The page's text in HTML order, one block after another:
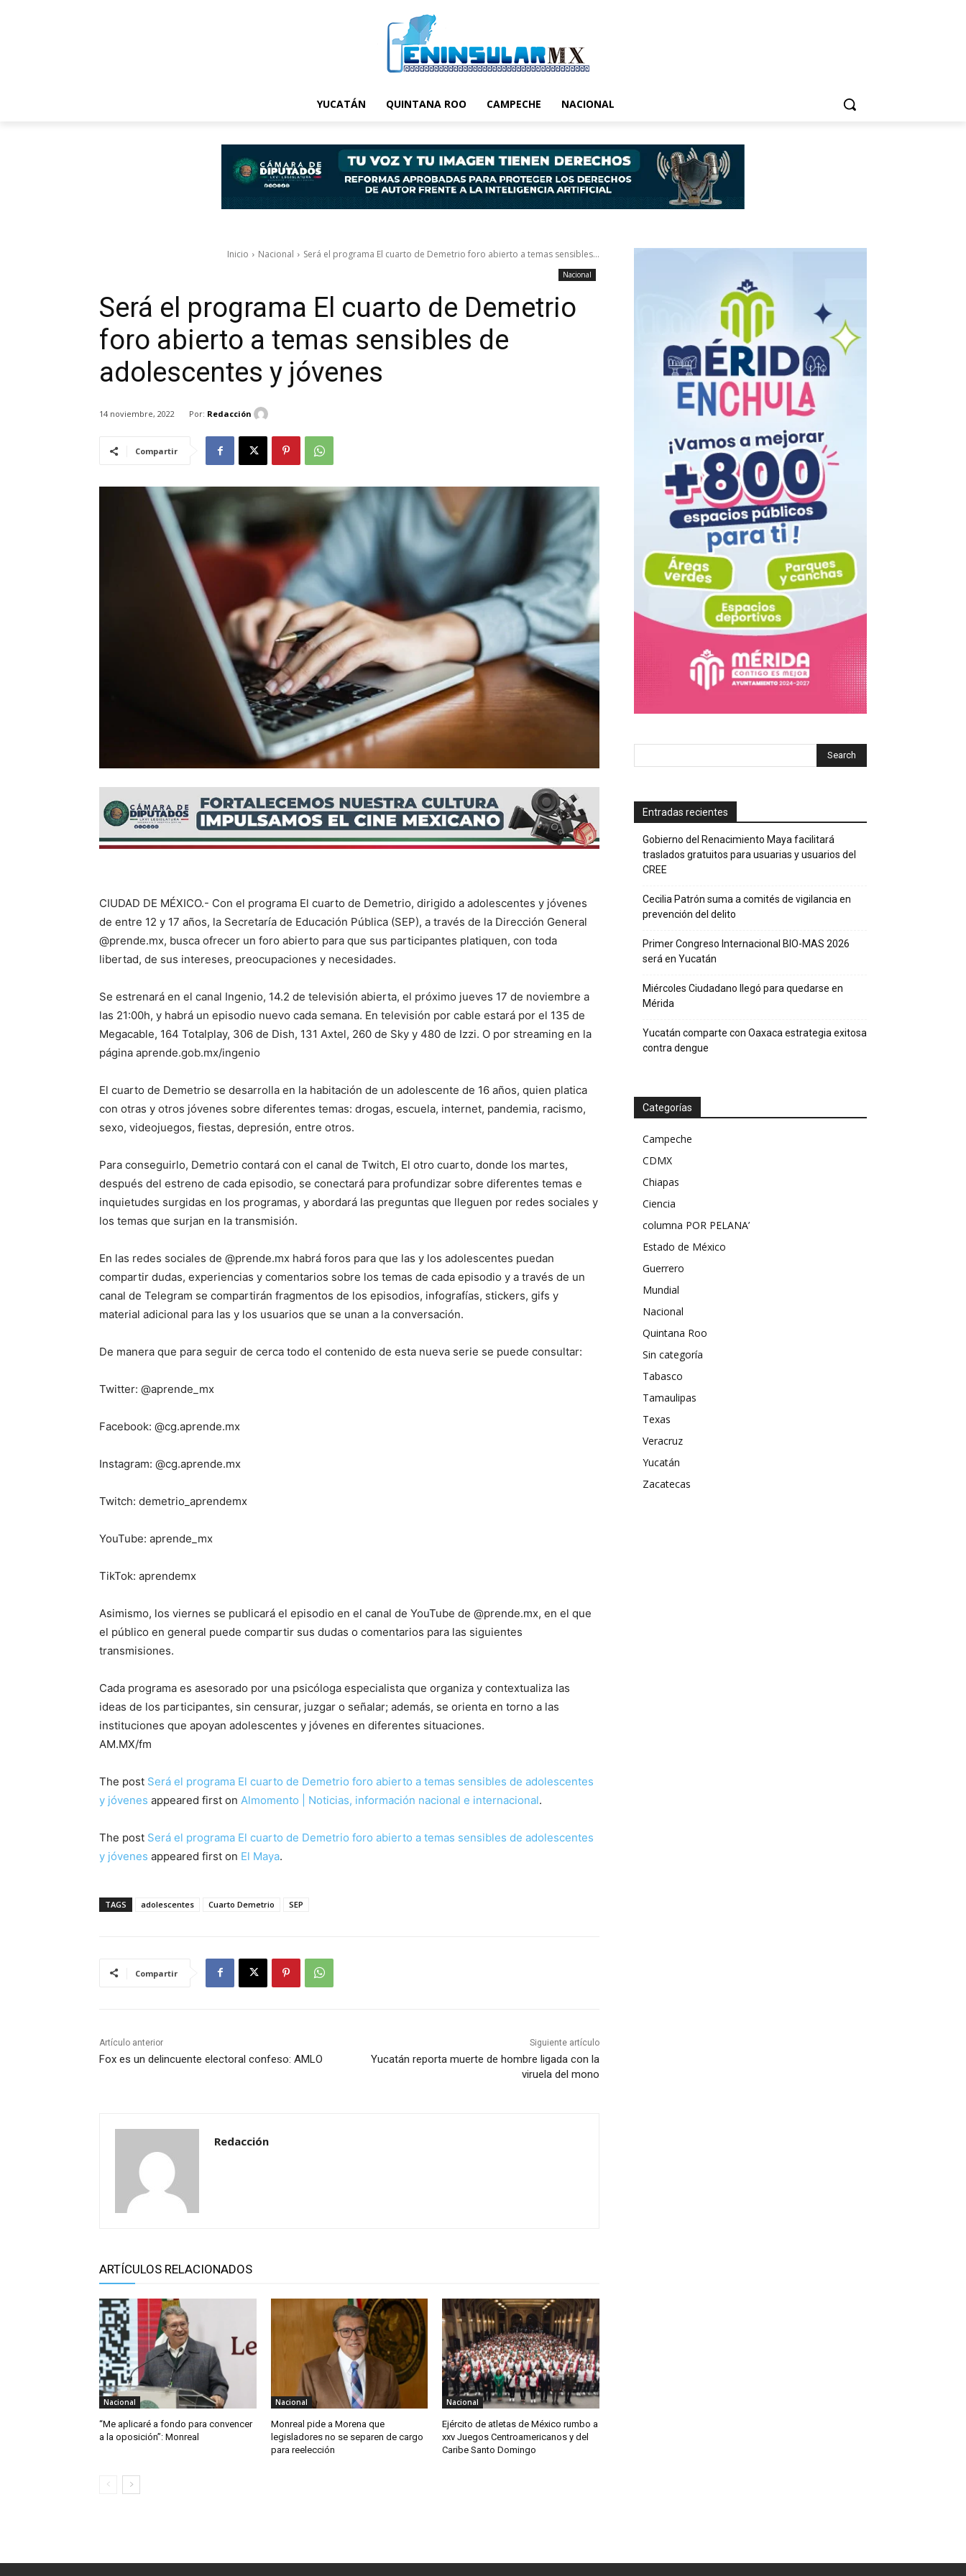
YUCATÁN QUINTANA ROO CAMPECHE NACIONAL
Inicio Nacional Será el programa El cuarto de Demetrio foro abierto a temas sensibles...
Nacional
Será el programa El cuarto de Demetrio
foro abierto a temas sensibles de
adolescentes y jóvenes
14 noviembre, 2022 Por: Redacción
Compartir
CIUDAD DE MÉXICO.- Con el programa El cuarto de Demetrio, dirigido a adolescentes y jóvenes
de entre 12 y 17 años, la Secretaría de Educación Pública (SEP), a través de la Dirección General
@prende.mx, busca ofrecer un foro abierto para que sus participantes platiquen, con toda
libertad, de sus intereses, preocupaciones y necesidades.
Se estrenará en el canal Ingenio, 14.2 de televisión abierta, el próximo jueves 17 de noviembre a
las 21:00h, y habrá un episodio nuevo cada semana. En televisión por cable estará por el 135 de
Megacable​, 164 Totalplay, 306 de Dish, 131 Axtel, 260 de Sky y 480 de Izzi. O por streaming en la
página aprende.gob.mx/ingenio
El cuarto de Demetrio se desarrolla en la habitación de un adolescente de 16 años, quien platica
con otras y otros jóvenes sobre diferentes temas: drogas, escuela, internet, pandemia, racismo,
sexo, videojuegos, fiestas, depresión, entre otros.
Para conseguirlo, Demetrio contará con el canal de Twitch, El otro cuarto, donde los martes,
después del estreno de cada episodio, se conectará para profundizar sobre diferentes temas e
inquietudes surgidas en los programas, y abordará las preguntas que lleguen por redes sociales y
los temas que surjan en la transmisión.
En las redes sociales de @prende.mx habrá foros para que las y los adolescentes puedan
compartir dudas, experiencias y comentarios sobre los temas de cada episodio y a través de un
canal de Telegram se compartirán fragmentos de los episodios, infografías, stickers, gifs y
material adicional para las y los usuarios que se unan a la conversación.
De manera que para seguir de cerca todo el contenido de esta nueva serie se puede consultar:
Twitter: @aprende_mx
Facebook: @cg.aprende.mx
Instagram: @cg.aprende.mx
Twitch: demetrio_aprendemx
YouTube: aprende_mx
TikTok: aprendemx
Asimismo, los viernes se publicará el episodio en el canal de YouTube de @prende.mx, en el que
el público en general puede compartir sus dudas o comentarios para las siguientes
transmisiones.
Cada programa es asesorado por una psicóloga especialista que organiza y contextualiza las
ideas de los participantes, sin censurar, juzgar o señalar; además, se orienta en torno a las
instituciones que apoyan adolescentes y jóvenes en diferentes situaciones.
AM.MX/fm
The post Será el programa El cuarto de Demetrio foro abierto a temas sensibles de adolescentes
y jóvenes appeared first on Almomento | Noticias, información nacional e internacional.
The post Será el programa El cuarto de Demetrio foro abierto a temas sensibles de adolescentes
y jóvenes appeared first on El Maya.
TAGS adolescentes Cuarto Demetrio SEP
Compartir
Artículo anterior
Fox es un delincuente electoral confeso: AMLO
Siguiente artículo
Yucatán reporta muerte de hombre ligada con la
viruela del mono
Redacción
ARTÍCULOS RELACIONADOS
Nacional
“Me aplicaré a fondo para convencer
a la oposición”: Monreal
Nacional
Monreal pide a Morena que
legisladores no se separen de cargo
para reelección
Nacional
Ejército de atletas de México rumbo a
xxv Juegos Centroamericanos y del
Caribe Santo Domingo
Entradas recientes
Gobierno del Renacimiento Maya facilitará
traslados gratuitos para usuarias y usuarios del
CREE
Cecilia Patrón suma a comités de vigilancia en
prevención del delito
Primer Congreso Internacional BIO-MAS 2026
será en Yucatán
Miércoles Ciudadano llegó para quedarse en
Mérida
Yucatán comparte con Oaxaca estrategia exitosa
contra dengue
Categorías
Campeche
CDMX
Chiapas
Ciencia
columna POR PELANA’
Estado de México
Guerrero
Mundial
Nacional
Quintana Roo
Sin categoría
Tabasco
Tamaulipas
Texas
Veracruz
Yucatán
Zacatecas